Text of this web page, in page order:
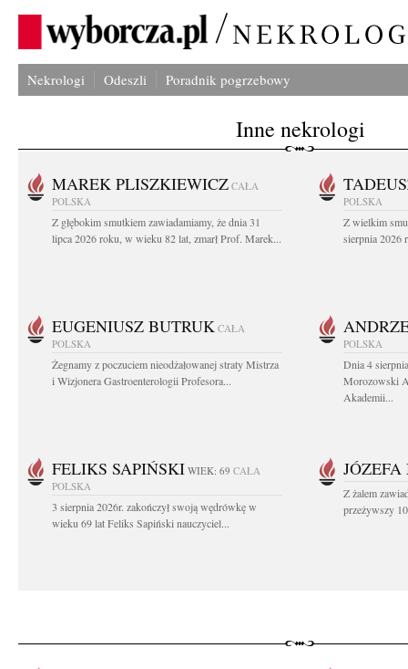
Nekrologi Odeszli Poradnik pogrzebowy
Inne nekrologi
MAREK PLISZKIEWICZ CAŁA
POLSKA
Z głębokim smutkiem zawiadamiamy, że dnia 31
lipca 2026 roku, w wieku 82 lat, zmarł Prof. Marek...
POLSKA
Z wielkim
sierpnia 2026
EUGENIUSZ BUTRUK CAŁA
POLSKA
Żegnamy z poczuciem nieodżałowanej straty Mistrza
i Wizjonera Gastroenterologii Profesora...
POLSKA
Dnia 4
Morozowski
Akademii...
FELIKS SAPIŃSKI WIEK: 69 CAŁA
POLSKA
3 sierpnia 2026r. zakończył swoją wędrówkę w
wieku 69 lat Feliks Sapiński nauczyciel...
Z żalem
przeżywszy